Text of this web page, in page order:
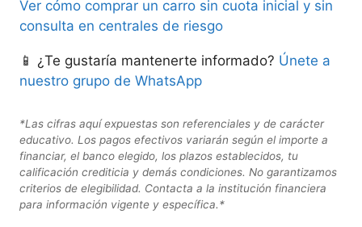
Ver cómo comprar un carro sin cuota inicial y sin
consulta en centrales de riesgo
📱 ¿Te gustaría mantenerte informado? Únete a
nuestro grupo de WhatsApp
*Las cifras aquí expuestas son referenciales y de carácter
educativo. Los pagos efectivos variarán según el importe a
financiar, el banco elegido, los plazos establecidos, tu
calificación crediticia y demás condiciones. No garantizamos
criterios de elegibilidad. Contacta a la institución financiera
para información vigente y específica.*